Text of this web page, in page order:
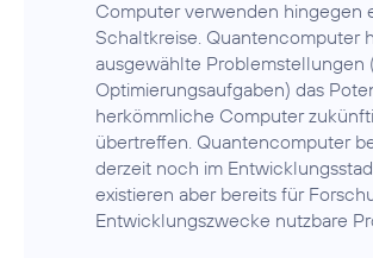
Computer verwenden hingegen
Schaltkreise. Quantencomputer
ausgewählte Problemstellungen
Optimierungsaufgaben) das
herkömmliche Computer
übertreffen. Quantencomputer
derzeit noch im
existieren aber bereits für
Entwicklungszwecke nutzbare